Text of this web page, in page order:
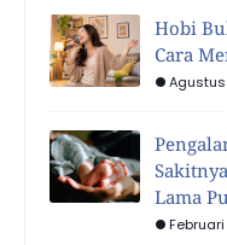
Hobi
Cara
Lama